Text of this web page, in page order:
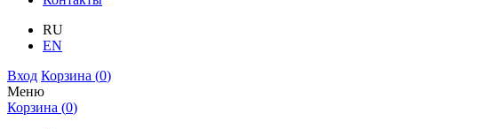
RU
EN
Вход Корзина (0)
Меню
Корзина (0)